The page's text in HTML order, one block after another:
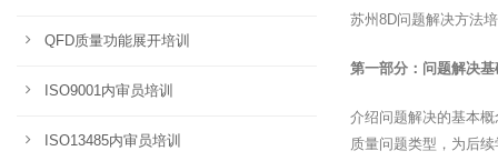
苏州8D问题解决方法
第一部分：问题解决基
介绍问题解决的基本
质量问题类型，为后
QFD质量功能展开培训
ISO9001内审员培训
ISO13485内审员培训